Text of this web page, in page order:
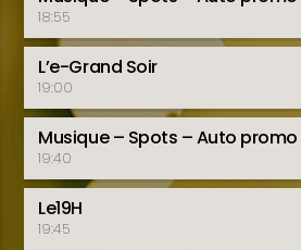
18:55
L’e-Grand Soir
19:00
Musique – Spots – Auto promo
19:40
Le19H
19:45